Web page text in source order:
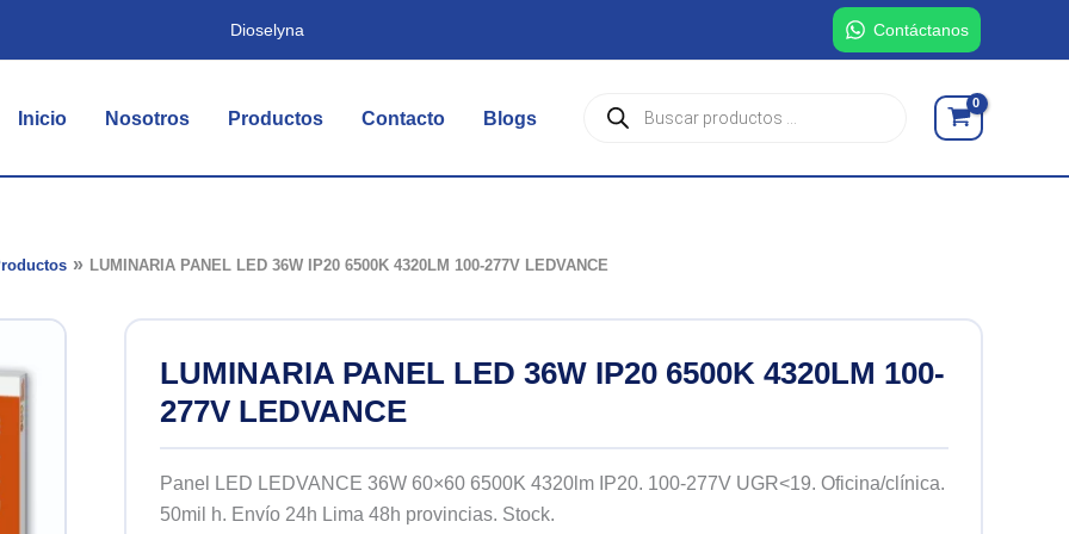
Dioselyna Contáctanos
Inicio Nosotros Productos Contacto Blogs
Búsqueda
LUMINARIA PANEL LED 36W IP20 6500K 4320LM 100-277V LEDVANCE
LUMINARIA PANEL LED 36W IP20 6500K 4320LM 100-
277V LEDVANCE
Panel LED LEDVANCE 36W 60×60 6500K 4320lm IP20. 100-277V UGR<19. Oficina/clínica.
50mil h. Envío 24h Lima 48h provincias. Stock.